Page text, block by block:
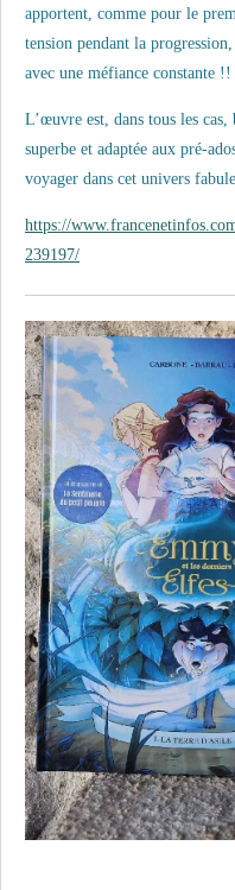
apportent, comme pour le
tension pendant la
avec une méfiance constante !!
L’œuvre est, dans tous les
superbe et adaptée aux pré-
voyager dans cet univers
https://
239197/